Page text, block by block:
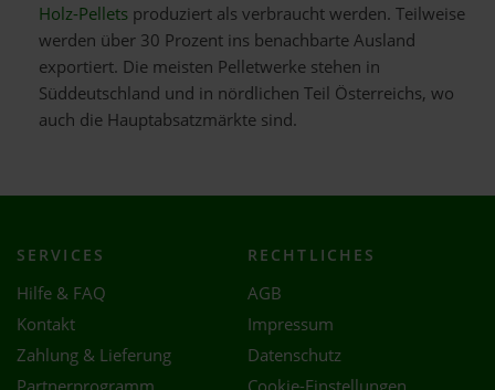
Holz-Pellets produziert als verbraucht werden. Teilweise
werden über 30 Prozent ins benachbarte Ausland
exportiert. Die meisten Pelletwerke stehen in
Süddeutschland und in nördlichen Teil Österreichs, wo
auch die Hauptabsatzmärkte sind.
SERVICES
Hilfe & FAQ
Kontakt
Zahlung & Lieferung
RECHTLICHES
AGB
Impressum
Datenschutz